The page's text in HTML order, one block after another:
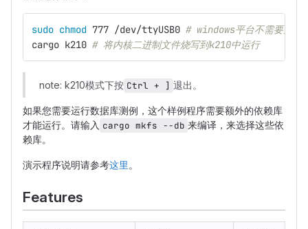
sudo chmod 777 /dev/ttyUSB0 # windows平台不需要这步
cargo k210 # 将内核二进制文件烧写到k210中运行
note: k210模式下按 Ctrl + ] 退出。
如果您需要运行数据库测例，这个样例程序需要额外的依赖库
才能运行。请输入 cargo mkfs --db 来编译，来选择这些依
赖库。
演示程序说明请参考这里 。
Features